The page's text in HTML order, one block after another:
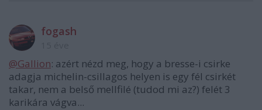
fogash
@Gallion: azért nézd meg, hogy a bresse-i csirke
adagja michelin-csillagos helyen is egy fél csirkét
takar, nem a belső mellfilé (tudod mi az?) felét 3
karikára vágva...